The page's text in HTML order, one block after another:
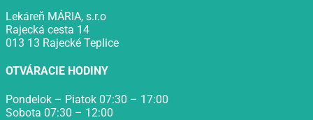
Lekáreň MÁRIA, s.r.o
Rajecká cesta 14
013 13 Rajecké Teplice
OTVÁRACIE HODINY
Pondelok – Piatok 07:30 – 17:00
Sobota 07:30 – 12:00